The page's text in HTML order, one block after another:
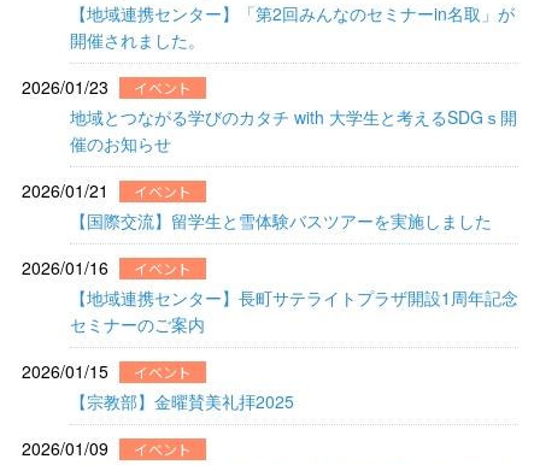
【地域連携センター】「第2回みんなのセミナーin名取」が
開催されました。
2026/01/23
イベント
地域とつながる学びのカタチ with 大学生と考えるSDGｓ開
催のお知らせ
2026/01/21
イベント
【国際交流】留学生と雪体験バスツアーを実施しました
2026/01/16
イベント
【地域連携センター】長町サテライトプラザ開設1周年記念
セミナーのご案内
2026/01/15
イベント
【宗教部】金曜賛美礼拝2025
2026/01/09
イベント